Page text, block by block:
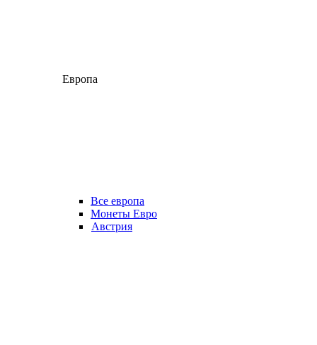
Европа
Все европа
Монеты Евро
Австрия